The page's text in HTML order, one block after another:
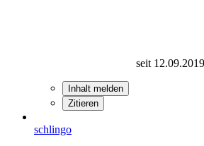
seit 12.09.2019
Inhalt melden
Zitieren
schlingo